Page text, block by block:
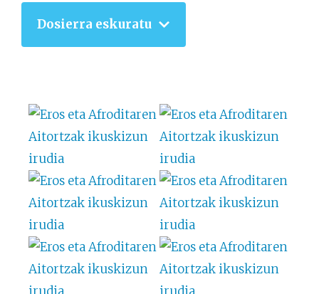
Dosierra eskuratu